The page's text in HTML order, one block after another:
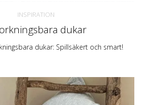
INSPIRATION
dukar
dukar: Spillsäkert och smart!